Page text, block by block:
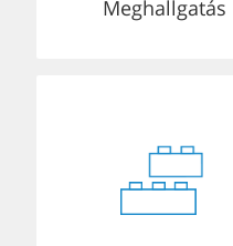
Meghallgatás